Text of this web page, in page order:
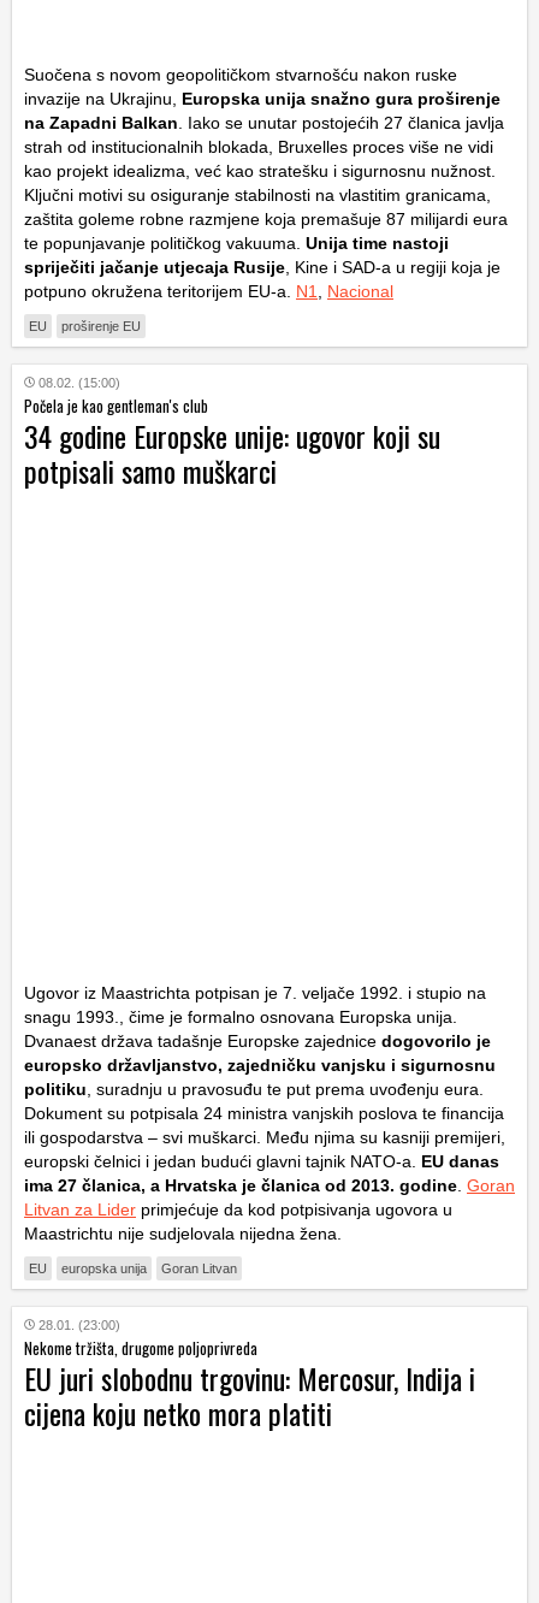
Suočena s novom geopolitičkom stvarnošću nakon ruske
invazije na Ukrajinu, Europska unija snažno gura proširenje
na Zapadni Balkan . Iako se unutar postojećih 27 članica javlja
strah od institucionalnih blokada, Bruxelles proces više ne vidi
kao projekt idealizma, već kao stratešku i sigurnosnu nužnost.
Ključni motivi su osiguranje stabilnosti na vlastitim granicama,
zaštita goleme robne razmjene koja premašuje 87 milijardi eura
te popunjavanje političkog vakuuma. Unija time nastoji
spriječiti jačanje utjecaja Rusije , Kine i SAD-a u regiji koja je
potpuno okružena teritorijem EU-a. N1 Nacional
EU proširenje EU
08.02. (15:00)
Počela je kao gentleman's club
34 godine Europske unije: ugovor koji su
potpisali samo muškarci
Ugovor iz Maastrichta potpisan je 7. veljače 1992. i stupio na
snagu 1993., čime je formalno osnovana Europska unija.
Dvanaest država tadašnje Europske zajednice dogovorilo je
europsko državljanstvo, zajedničku vanjsku i sigurnosnu
politiku , suradnju u pravosuđu te put prema uvođenju eura.
Dokument su potpisala 24 ministra vanjskih poslova te financija
ili gospodarstva – svi muškarci. Među njima su kasniji premijeri,
europski čelnici i jedan budući glavni tajnik NATO-a. EU danas
ima 27 članica, a Hrvatska je članica od 2013. godine Goran
Litvan za Lider primjećuje da kod potpisivanja ugovora u
Maastrichtu nije sudjelovala nijedna žena.
EU europska unija Goran Litvan
28.01. (23:00)
Nekome tržišta, drugome poljoprivreda
EU juri slobodnu trgovinu: Mercosur, Indija i
cijena koju netko mora platiti